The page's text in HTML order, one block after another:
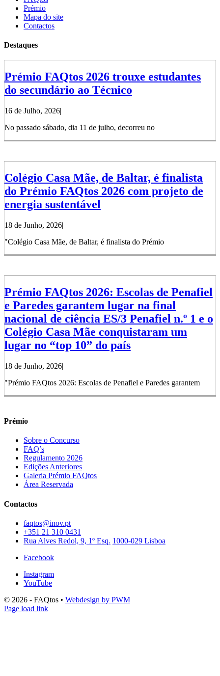
Prémio
Mapa do site
Contactos
Destaques
Prémio FAQtos 2026 trouxe estudantes
do secundário ao Técnico
16 de Julho, 2026|
No passado sábado, dia 11 de julho, decorreu no
Colégio Casa Mãe, de Baltar, é finalista
do Prémio FAQtos 2026 com projeto de
energia sustentável
18 de Junho, 2026|
"Colégio Casa Mãe, de Baltar, é finalista do Prémio
Prémio FAQtos 2026: Escolas de Penafiel
e Paredes garantem lugar na final
nacional de ciência ES/3 Penafiel n.º 1 e o
Colégio Casa Mãe conquistaram um
lugar no “top 10” do país
18 de Junho, 2026|
"Prémio FAQtos 2026: Escolas de Penafiel e Paredes garantem
Prémio
Sobre o Concurso
FAQ’s
Regulamento 2026
Edições Anteriores
Galeria Prémio FAQtos
Área Reservada
Contactos
faqtos@inov.pt
+351 21 310 0431
Rua Alves Redol, 9, 1º Esq. 1000-029 Lisboa
Facebook
Instagram
YouTube
© 2026 - FAQtos • Webdesign by PWM
Page load link